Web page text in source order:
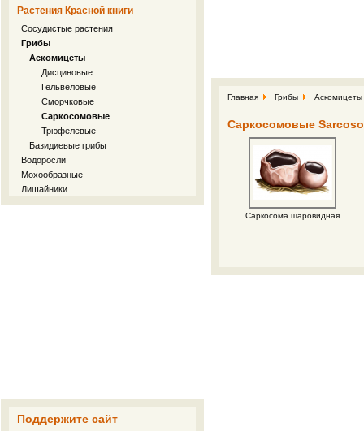
Растения Красной книги
Сосудистые растения
Грибы
Аскомицеты
Дисциновые
Гельвеловые
Сморчковые
Саркосомовые
Трюфелевые
Базидиевые грибы
Водоросли
Мохообразные
Лишайники
Поддержите сайт
Главная Грибы Аскомицеты
Саркосомовые
Саркосома шаровидная